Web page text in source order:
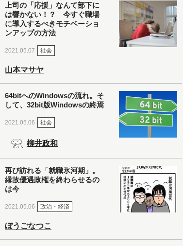
上司の「応援」なんて部下に
は響かない！？ 今すぐ職場
に導入するべきモチベーショ
ンアップの方法
2021.05.07 社会
山本マサヤ
64bitへのWindowsの流れ。そ
して、32bit版Windowsの終焉
2021.05.06 社会
柳井政和
再び訪れる「就職氷河期」。
縁故優遇政権を終わらせるの
は今
2021.05.06 政治・経済
ぼうごなつこ